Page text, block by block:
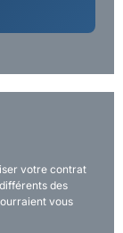
votre contrat
des
vous